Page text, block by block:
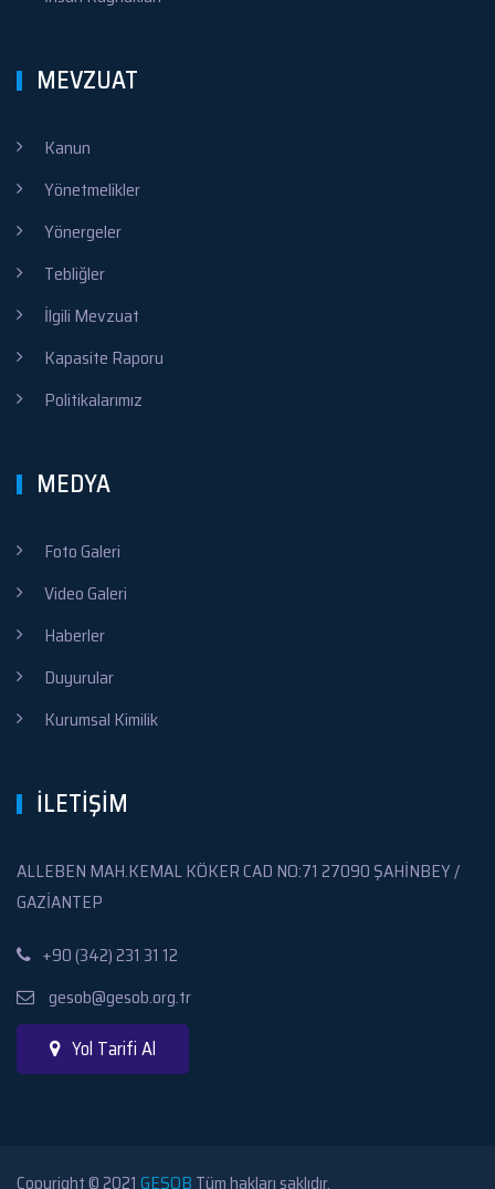
MEVZUAT
Kanun
Yönetmelikler
Yönergeler
Tebliğler
İlgili Mevzuat
Kapasite Raporu
Politikalarımız
MEDYA
Foto Galeri
Video Galeri
Haberler
Duyurular
Kurumsal Kimilik
İLETİŞİM
ALLEBEN MAH.KEMAL KÖKER CAD NO:71 27090 ŞAHİNBEY /
GAZİANTEP
+90 (342) 231 31 12
gesob@gesob.org.tr
Yol Tarifi Al
Copyright © 2021 GESOB Tüm hakları saklıdır.